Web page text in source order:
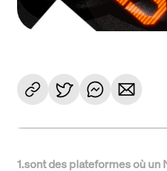
1.sont des plateformes où un